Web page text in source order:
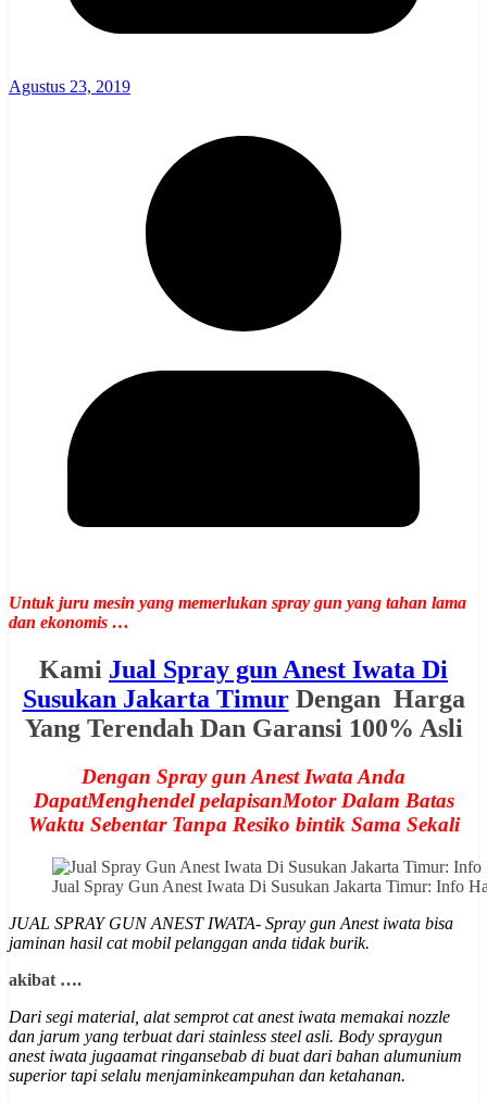
Agustus 23, 2019
Untuk juru mesin yang memerlukan spray gun yang tahan lama
dan ekonomis …
Kami Jual Spray gun Anest Iwata Di
Susukan Jakarta TimurDengan Harga
Yang Terendah Dan Garansi 100% Asli
Dengan Spray gun Anest Iwata Anda
DapatMenghendel pelapisanMotor Dalam Batas
Waktu Sebentar Tanpa Resiko bintik Sama Sekali
Jual Spray Gun Anest Iwata Di Susukan Jakarta Timur: Info
JUAL SPRAY GUN ANEST IWATA- Spray gun Anest iwata bisa
jaminan hasil cat mobil pelanggan anda tidak burik.
akibat ….
Dari segi material, alat semprot cat anest iwata memakai nozzle
dan jarum yang terbuat dari stainless steel asli. Body spraygun
anest iwata jugaamat ringansebab di buat dari bahan alumunium
superiortapi selalu menjaminkeampuhan dan ketahanan.